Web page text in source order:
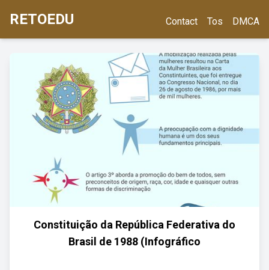
RETOEDU Contact Tos DMCA
Constituição da República Federativa do
Brasil de 1988 (Infográfico